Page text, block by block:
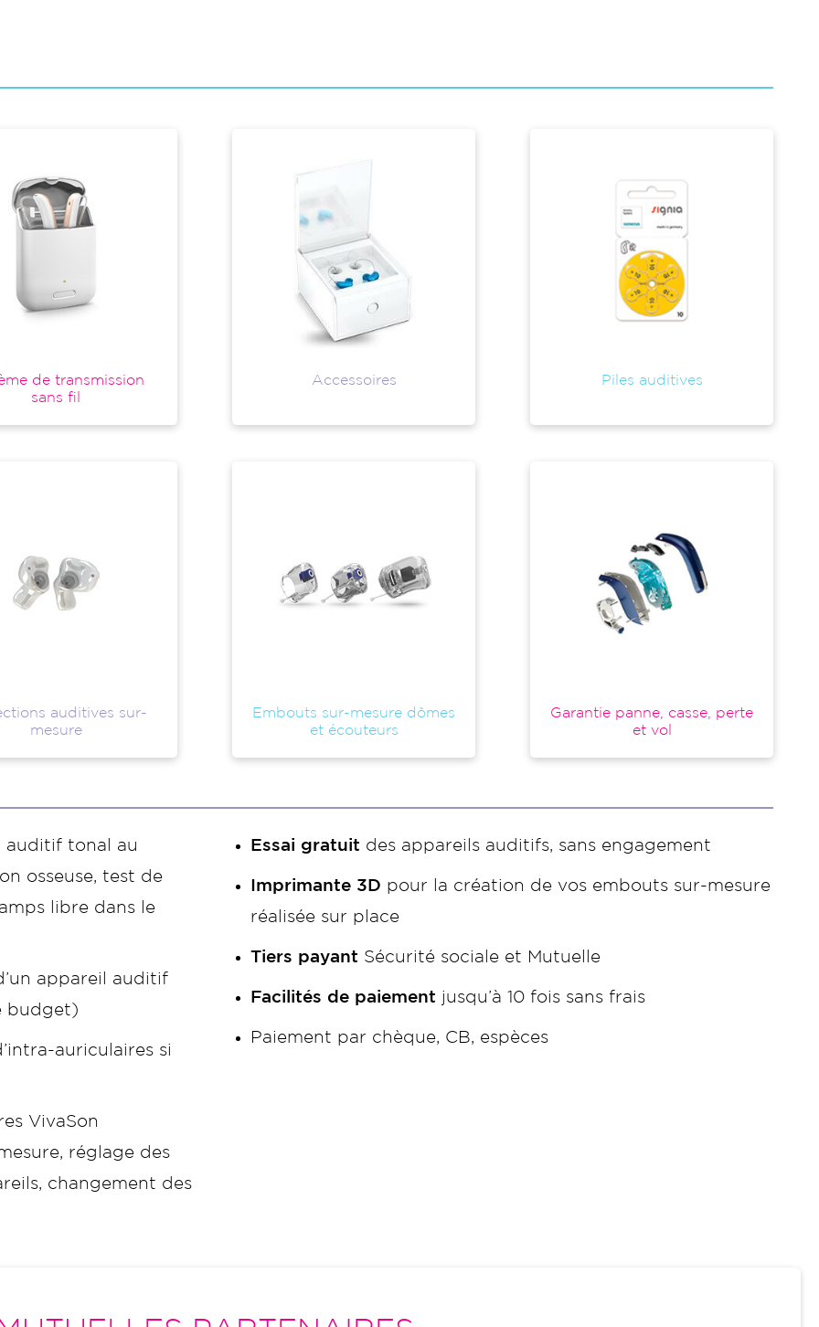
de transmission
sans fil
Accessoires Piles auditives
auditives sur-
mesure
Embouts sur-mesure dômes
et écouteurs
Garantie panne, casse, perte
et vol
auditif tonal au
osseuse, test de
libre dans le
appareil auditif
budget)
auriculaires si
VivaSon
réglage des
changement des
Essai gratuit des appareils auditifs, sans engagement
Imprimante 3D pour la création de vos embouts sur-mesure
réalisée sur place
Tiers payant Sécurité sociale et Mutuelle
Facilités de paiement jusqu’à 10 fois sans frais
Paiement par chèque, CB, espèces